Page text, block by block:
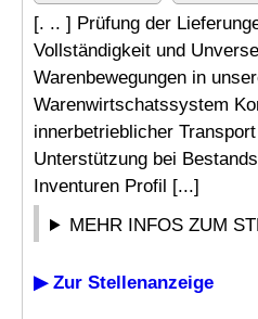
[. .. ] Prüfung der
Vollständigkeit und
Warenbewegungen in
Warenwirtschatssystem
innerbetrieblicher
Unterstützung bei
Inventuren Profil [...]
MEHR INFOS ZUM
▶ Zur Stellenanzeige